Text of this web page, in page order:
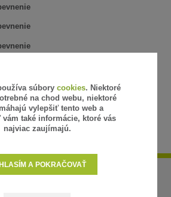
súbory cookies. Niektoré
na chod webu, niektoré
vylepšiť tento web a
také informácie, ktoré vás
najviac zaujímajú.
A POKRAČOVAŤ